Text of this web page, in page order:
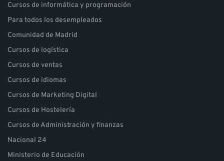
Cursos de informática y programación
Para todos los desempleados
Comunidad de Madrid
Cursos de logística
Cursos de ventas
Cursos de idiomas
Cursos de Marketing Digital
Cursos de Hostelería
Cursos de Administración y finanzas
Nacional 24
Ministerio de Educación